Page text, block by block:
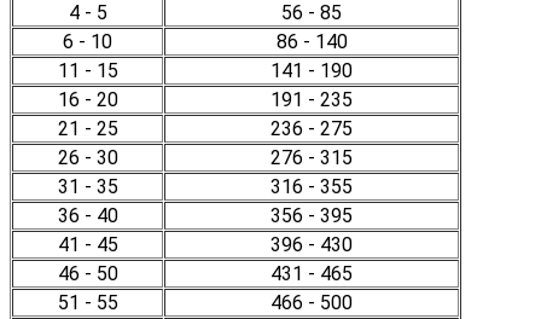
4 - 5
56 - 85
6 - 10
86 - 140
11 - 15
141 - 190
16 - 20
191 - 235
21 - 25
236 - 275
26 - 30
276 - 315
31 - 35
316 - 355
36 - 40
356 - 395
41 - 45
396 - 430
46 - 50
431 - 465
51 - 55
466 - 500